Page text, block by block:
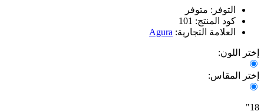
التوفر: متوفر
كود المنتج: 101
العلامة التجارية: Agura
إختر اللون:
إختر المقاس:
18"